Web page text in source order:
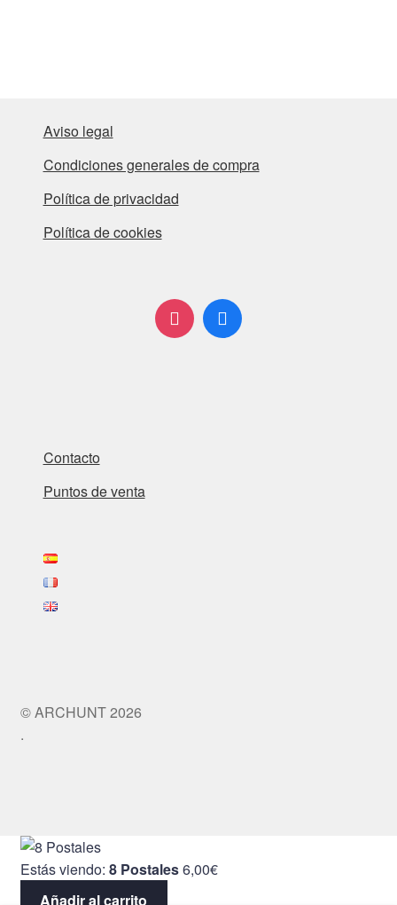
Aviso legal
Condiciones generales de compra
Política de privacidad
Política de cookies
Contacto
Puntos de venta
© ARCHUNT 2026
.
Estás viendo: 8 Postales6,00€
Añadir al carrito